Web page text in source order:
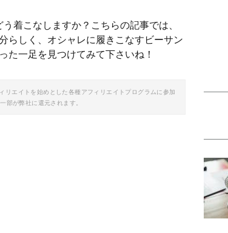
着こなしますか？こちらの記事では、
らしく、オシャレに履きこなすビーサン
た一足を見つけてみて下さいね！
エイトを始めとした各種アフィリエイトプログラムに参加
部が弊社に還元されます。